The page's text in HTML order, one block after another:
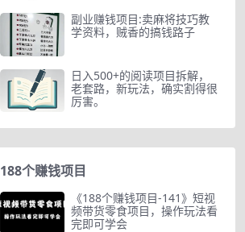
副业赚钱项目:卖麻将技巧教
学资料，贼香的搞钱路子
日入500+的阅读项目拆解，
老套路，新玩法，确实割得很
厉害。
188个赚钱项目
《188个赚钱项目-141》短视
频带货零食项目，操作玩法看
完即可学会